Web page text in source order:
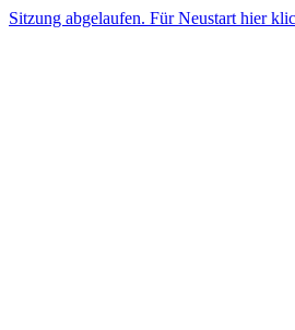
Sitzung abgelaufen. Für Neustart hier